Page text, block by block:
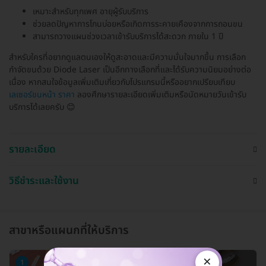
เหมาะสำหรับทุกเพศ อายุผู้รับบริการ
ช่วยลดปัญหาการโกนบ่อยหรือเกิดการระคายเคืองจากการถอนขน
สามารถวางแผนช่วงเวลาเข้ารับบริการได้สะดวก ภายใน 1 ปี
สำหรับใครที่อยากดูแลตนเองให้ดูสะอาดและมีความมั่นใจมากขึ้น การเลือก
กำจัดขนด้วย Diode Laser เป็นอีกทางเลือกที่และได้รับความนิยมอย่างต่อ
เนื่อง หากสนใจข้อมูลเพิ่มเติมเกี่ยวกับโปรแกรมนี้หรืออยากเปรียบเทียบ
เลเซอร์ขนหน้า ราคา ลองศึกษารายละเอียดเพิ่มเติมหรือนัดหมายวันเข้ารับ
บริการได้เลยครับ 😊
รายละเอียด
วิธีชำระและใช้งาน
สาขาหรือแผนกที่ให้บริการ
1